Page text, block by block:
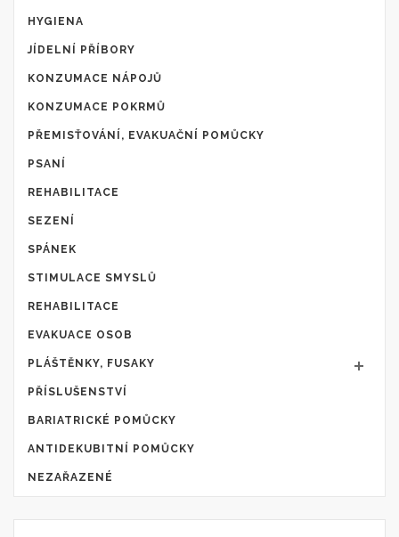
HYGIENA
JÍDELNÍ PŘÍBORY
KONZUMACE NÁPOJŮ
KONZUMACE POKRMŮ
PŘEMISŤOVÁNÍ, EVAKUAČNÍ POMŮCKY
PSANÍ
REHABILITACE
SEZENÍ
SPÁNEK
STIMULACE SMYSLŮ
REHABILITACE
EVAKUACE OSOB
PLÁŠTĚNKY, FUSAKY
PŘÍSLUŠENSTVÍ
BARIATRICKÉ POMŮCKY
ANTIDEKUBITNÍ POMŮCKY
NEZAŘAZENÉ